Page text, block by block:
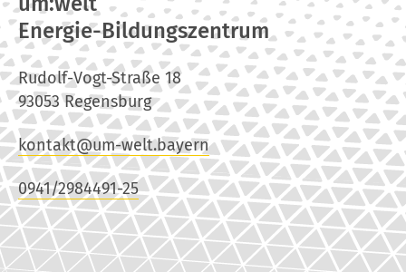
Energie-Bildungszentrum
Rudolf-Vogt-Straße 18
93053 Regensburg
kontakt@um-welt.bayern
0941/2984491-25